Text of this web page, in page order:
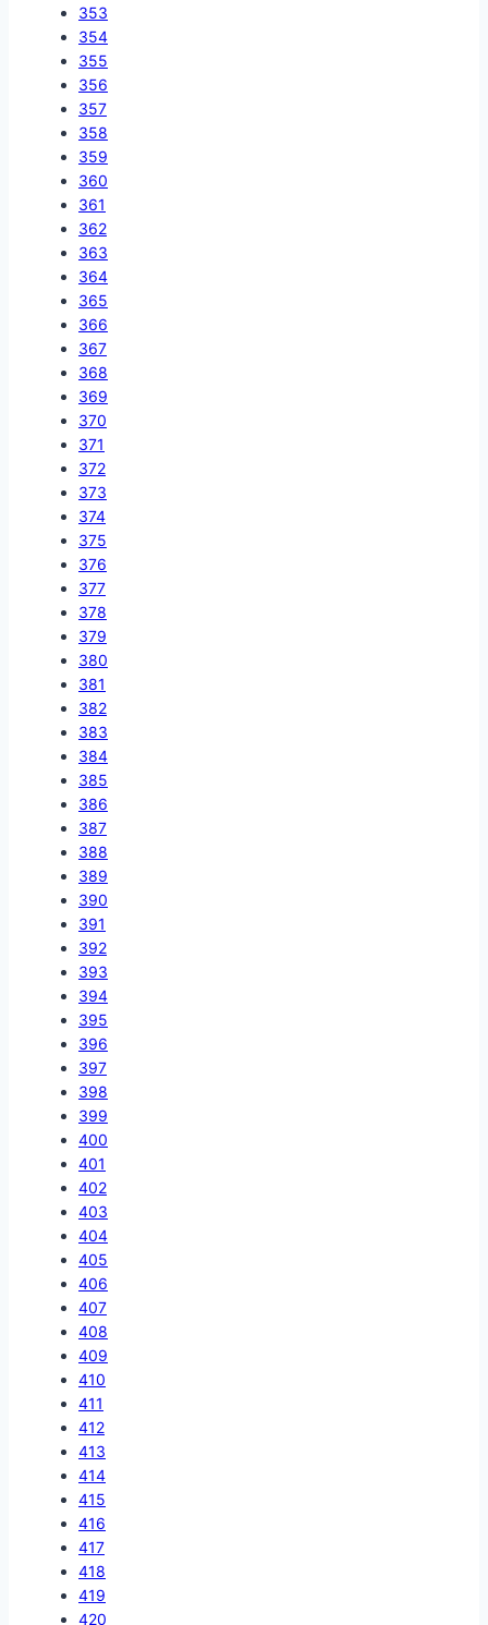
353
354
355
356
357
358
359
360
361
362
363
364
365
366
367
368
369
370
371
372
373
374
375
376
377
378
379
380
381
382
383
384
385
386
387
388
389
390
391
392
393
394
395
396
397
398
399
400
401
402
403
404
405
406
407
408
409
410
411
412
413
414
415
416
417
418
419
420